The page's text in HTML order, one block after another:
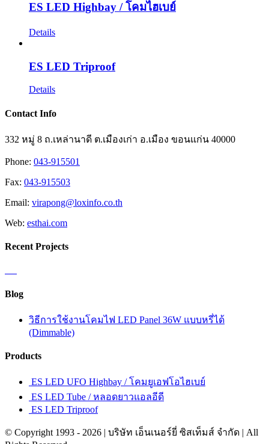
ES LED Highbay / โคมไฮเบย์
Details
ES LED Triproof
Details
Contact Info
332 หมู่ 8 ถ.เหล่านาดี ต.เมืองเก่า อ.เมือง ขอนแก่น 40000
Phone: 043-915501
Fax: 043-915503
Email: virapong@loxinfo.co.th
Web: esthai.com
Recent Projects
Blog
วิธีการใช้งานโคมไฟ LED Panel 36W แบบหรี่ได้
(Dimmable)
Products
ES LED UFO Highbay / โคมยูเอฟโอไฮเบย์
ES LED Tube / หลอดยาวแอลอีดี
ES LED Triproof
© Copyright 1993 - 2026 | บริษัท เอ็นเนอร์ยี่ ซิสเท็มส์ จำกัด | All